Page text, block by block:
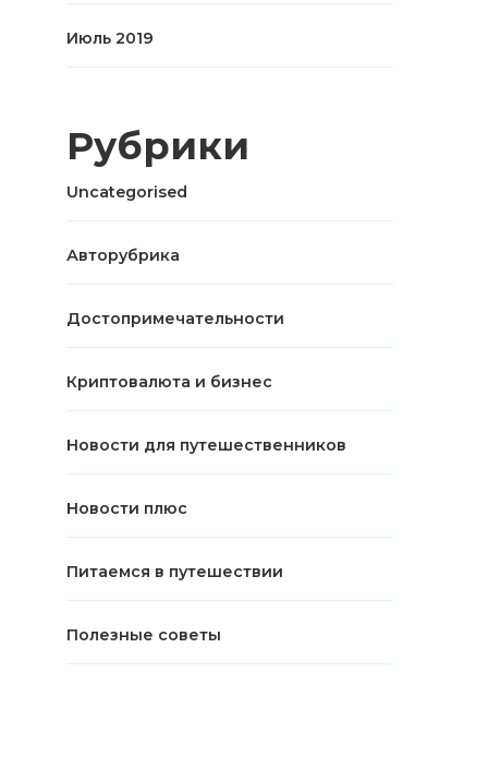
Июль 2019
Рубрики
Uncategorised
Авторубрика
Достопримечательности
Криптовалюта и бизнес
Новости для путешественников
Новости плюс
Питаемся в путешествии
Полезные советы